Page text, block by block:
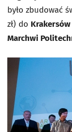
było zbudować
zł) do Krakersów
Marchwi